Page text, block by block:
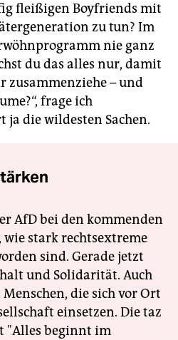
fleißigen Boyfriends mit
zu tun? Im
nie ganz
du das alles nur, damit
– und
frage ich
die wildesten Sachen.
AfD bei den kommenden
stark rechtsextreme
sind. Gerade jetzt
und Solidarität. Auch
die sich vor Ort
einsetzen. Die taz
"Alles beginnt im